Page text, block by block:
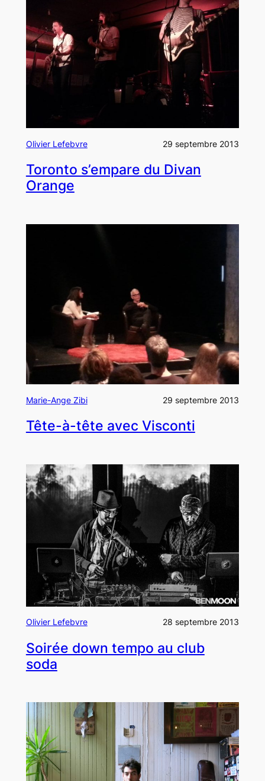
Olivier Lefebvre 29 septembre 2013
Toronto s’empare du Divan
Orange
Marie-Ange Zibi 29 septembre 2013
Tête-à-tête avec Visconti
Olivier Lefebvre 28 septembre 2013
Soirée down tempo au club
soda